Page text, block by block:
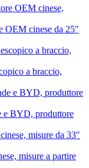
OEM cinese da 25″
a braccio,
e BYD, produttore
misure a partire